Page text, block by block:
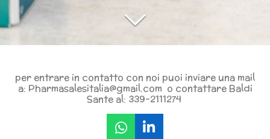
per entrare in contatto con noi puoi inviare una mail
a: Pharmasalesitalia@gmail.com o contattare Baldi
Sante al: 339-2111274
W
L